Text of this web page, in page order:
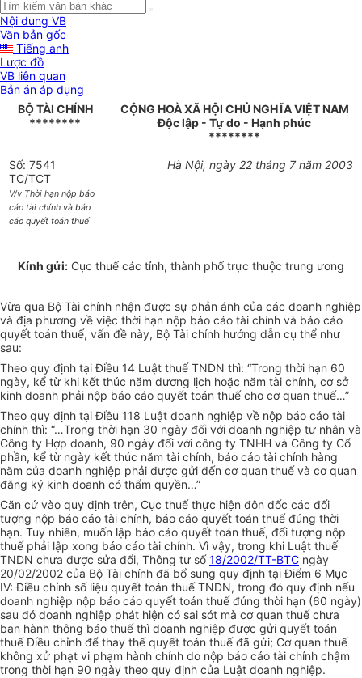
Nội dung VB
Văn bản gốc
Tiếng anh
Lược đồ
VB liên quan
Bản án áp dụng
BỘ TÀI CHÍNH
********
CỘNG HOÀ XÃ HỘI CHỦ NGHĨA VIỆT NAM
Độc lập - Tự do - Hạnh phúc
********
Số: 7541
TC/TCT
V/v Thời hạn nộp báo
cáo tài chính và báo
cáo quyết toán thuế
Hà Nội, ngày 22 tháng 7 năm 2003
Kính gửi: Cục thuế các tỉnh, thành phố trực thuộc trung ương
Vừa qua Bộ Tài chính nhận được sự phản ánh của các doanh nghiệp
và địa phương về việc thời hạn nộp báo cáo tài chính và báo cáo
quyết toán thuế, vấn đề này, Bộ Tài chính hướng dẫn cụ thể như
sau:
Theo quy định tại Điều 14 Luật thuế TNDN thì: “Trong thời hạn 60
ngày, kể từ khi kết thúc năm dương lịch hoặc năm tài chính, cơ sở
kinh doanh phải nộp báo cáo quyết toán thuế cho cơ quan thuế…”
Theo quy định tại Điều 118 Luật doanh nghiệp về nộp báo cáo tài
chính thì: “…Trong thời hạn 30 ngày đối với doanh nghiệp tư nhân và
Công ty Hợp doanh, 90 ngày đối với công ty TNHH và Công ty Cổ
phần, kể từ ngày kết thúc năm tài chính, báo cáo tài chính hàng
năm của doanh nghiệp phải được gửi đến cơ quan thuế và cơ quan
đăng ký kinh doanh có thẩm quyền…”
Căn cứ vào quy định trên, Cục thuế thực hiện đôn đốc các đối
tượng nộp báo cáo tài chính, báo cáo quyết toán thuế đúng thời
hạn. Tuy nhiên, muốn lập báo cáo quyết toán thuế, đối tượng nộp
thuế phải lập xong báo cáo tài chính. Vì vậy, trong khi Luật thuế
TNDN chưa được sửa đổi, Thông tư số18/2002/TT-BTC ngày
20/02/2002 của Bộ Tài chính đã bổ sung quy định tại Điểm 6 Mục
IV: Điều chỉnh số liệu quyết toán thuế TNDN, trong đó quy định nếu
doanh nghiệp nộp báo cáo quyết toán thuế đúng thời hạn (60 ngày)
sau đó doanh nghiệp phát hiện có sai sót mà cơ quan thuế chưa
ban hành thông báo thuế thì doanh nghiệp được gửi quyết toán
thuế Điều chỉnh để thay thế quyết toán thuế đã gửi; Cơ quan thuế
không xử phạt vi phạm hành chính do nộp báo cáo tài chính chậm
trong thời hạn 90 ngày theo quy định của Luật doanh nghiệp.